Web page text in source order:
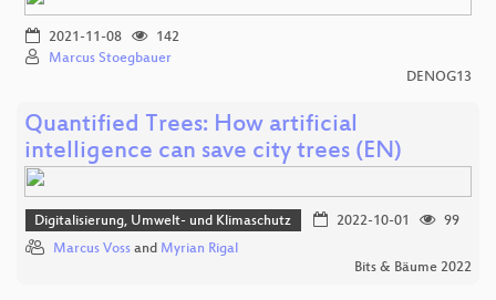
2021-11-08
142
Marcus Stoegbauer
DENOG13
Quantified Trees: How artificial
intelligence can save city trees (EN)
Digitalisierung, Umwelt- und Klimaschutz 2022-10-01
99
Marcus Voss and Myrian Rigal
Bits & Bäume 2022